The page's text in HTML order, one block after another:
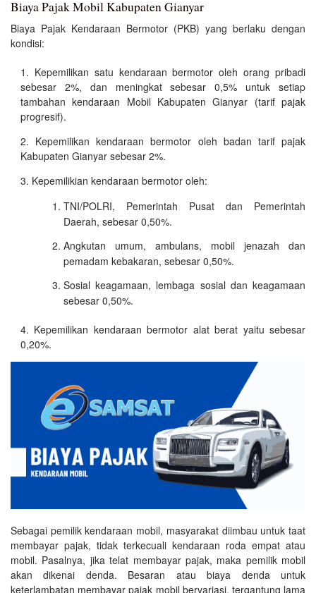
Biaya Pajak Mobil Kabupaten Gianyar
Biaya Pajak Kendaraan Bermotor (PKB) yang berlaku dengan
kondisi:
Kepemilikan satu kendaraan bermotor oleh orang pribadi
sebesar 2%, dan meningkat sebesar 0,5% untuk setiap
tambahan kendaraan Mobil Kabupaten Gianyar (tarif pajak
progresif).
Kepemilikan kendaraan bermotor oleh badan tarif pajak
Kabupaten Gianyar sebesar 2%.
Kepemilikian kendaraan bermotor oleh:
TNI/POLRI, Pemerintah Pusat dan Pemerintah
Daerah, sebesar 0,50%.
Angkutan umum, ambulans, mobil jenazah dan
pemadam kebakaran, sebesar 0,50%.
Sosial keagamaan, lembaga sosial dan keagamaan
sebesar 0,50%.
Kepemilikan kendaraan bermotor alat berat yaitu sebesar
0,20%.
Sebagai pemilik kendaraan mobil, masyarakat diimbau untuk taat
membayar pajak, tidak terkecuali kendaraan roda empat atau
mobil. Pasalnya, jika telat membayar pajak, maka pemilik mobil
akan dikenai denda. Besaran atau biaya denda untuk
keterlambatan membayar pajak mobil bervariasi, tergantung lama